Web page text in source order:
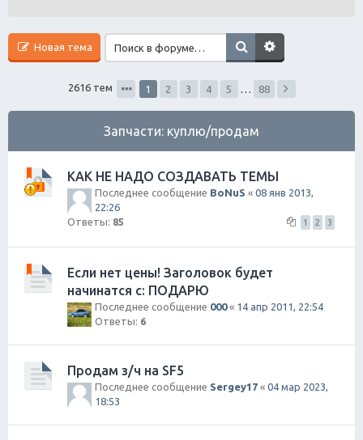
Новая тема
2616 тем 1 2 3 4 5 88
Запчасти: куплю/продам
КАК НЕ НАДО СОЗДАВАТЬ ТЕМЫ
Последнее сообщение BoNuS « 08 янв 2013,
22:26
Ответы: 85 1 2 3
Если нет цены! Заголовок будет
начинатся с: ПОДАРЮ
Последнее сообщение 000« 14 апр 2011, 22:54
Ответы: 6
Продам з/ч на SF5
Последнее сообщение Sergey17 « 04 мар 2023,
18:53